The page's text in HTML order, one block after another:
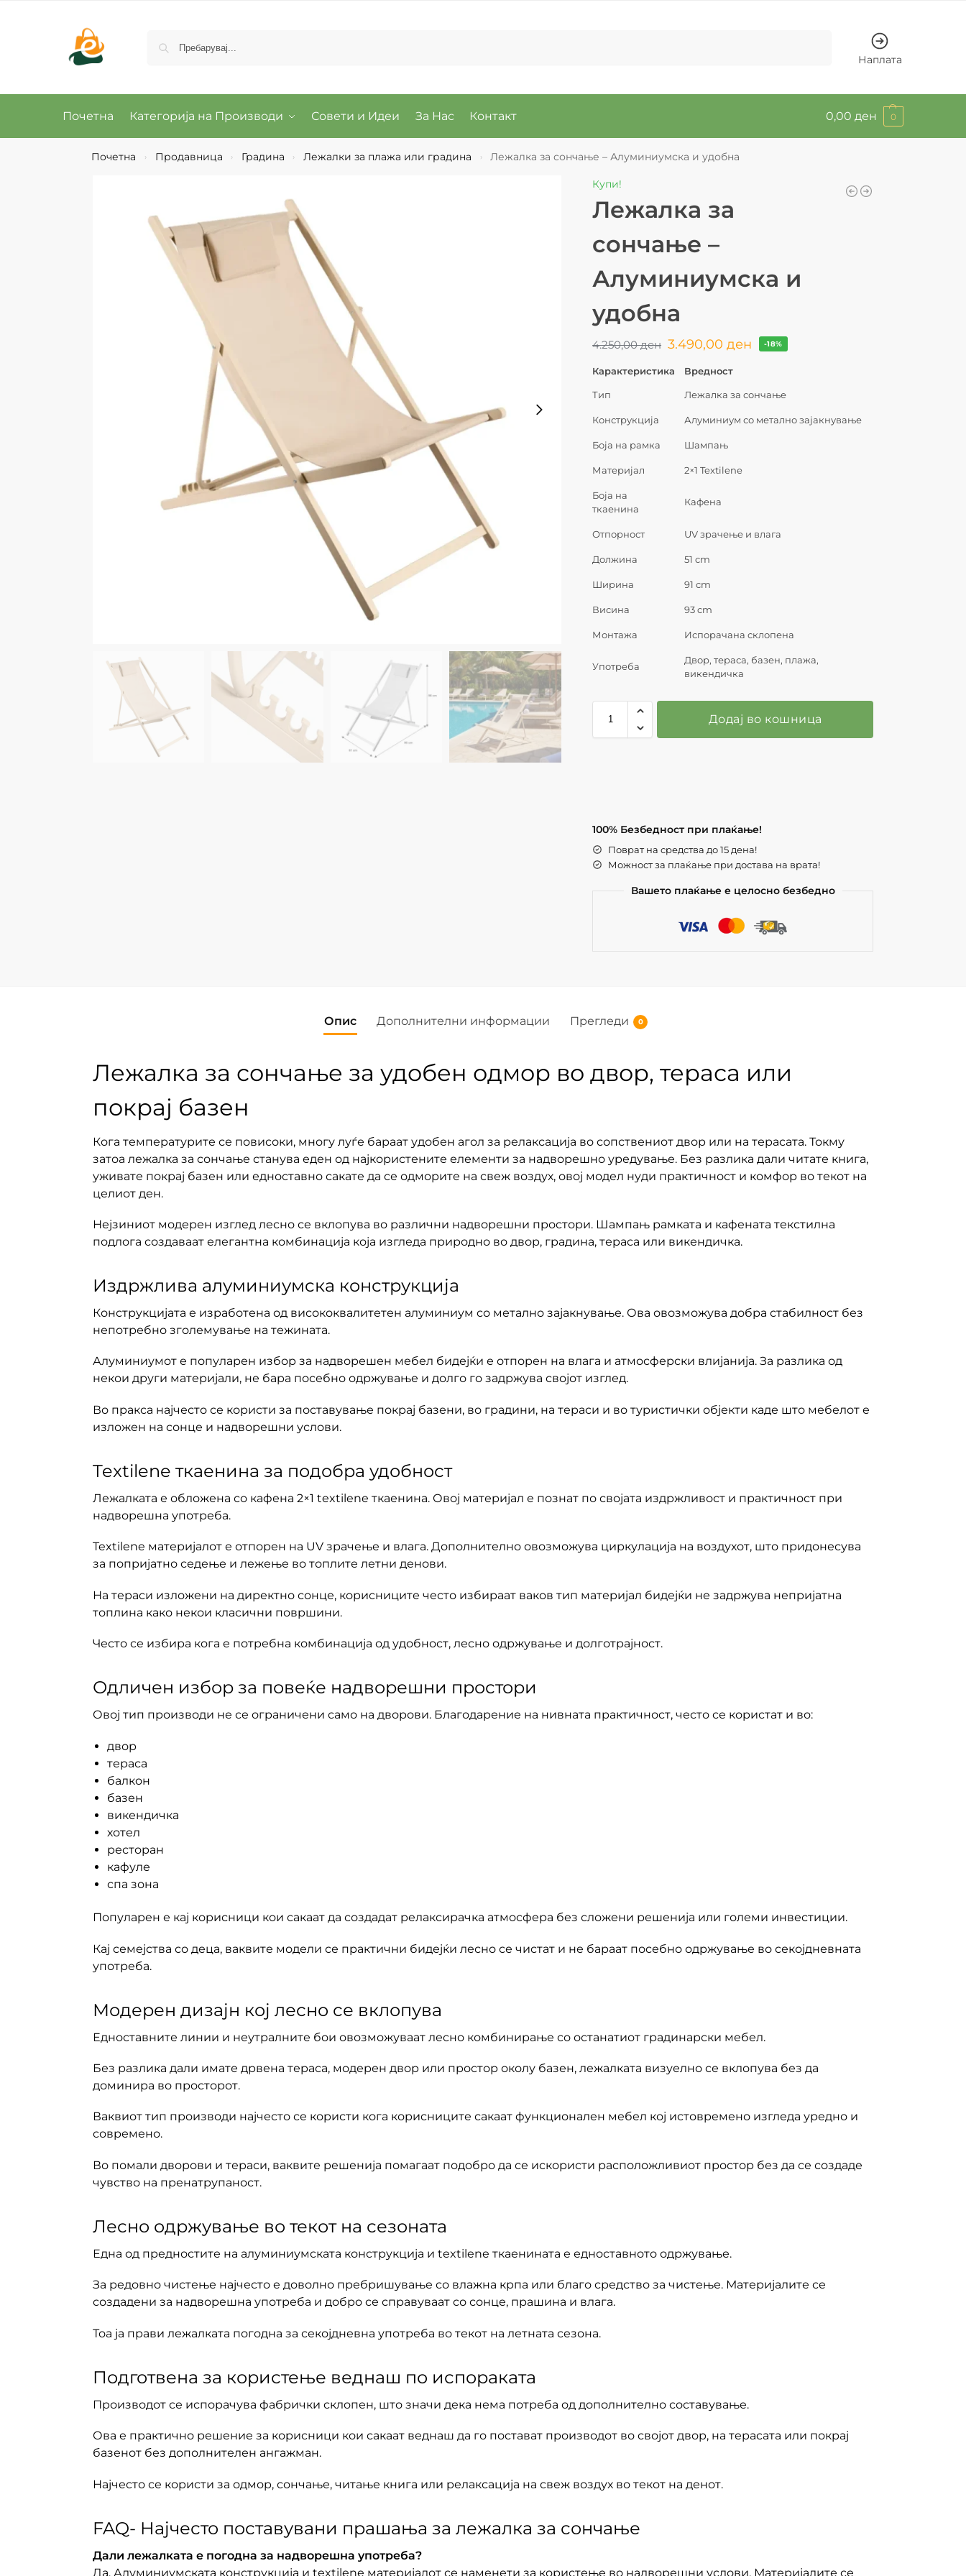
Наплата
Почетна Категорија на Производи Совети и Идеи За Нас Контакт 0,00 ден 0
Почетна › Продавница › Градина › Лежалки за плажа или градина › Лежалка за сончање – Алуминиумска и удобна
Купи!
Лежалка за
сончање –
Алуминиумска и
удобна
4.250,00ден 3.490,00ден -18%
Карактеристика Вредност
Тип Лежалка за сончање
Конструкција Алуминиум со метално зајакнување
Боја на рамка Шампањ
Материјал 2×1 Textilene
Боја на
ткаенина
Кафена
Отпорност UV зрачење и влага
Должина 51 cm
Ширина 91 cm
Висина 93 cm
Монтажа Испорачана склопена
Употреба
Двор, тераса, базен, плажа,
викендичка
Додај во кошница
100% Безбедност при плаќање!
Поврат на средства до 15 дена!
Можност за плаќање при достава на врата!
Вашето плаќање е целосно безбедно
Опис Дополнителни информации Прегледи 0
Лежалка за сончање за удобен одмор во двор, тераса или
покрај базен
Кога температурите се повисоки, многу луѓе бараат удобен агол за релаксација во сопствениот двор или на терасата. Токму
затоа лежалка за сончање станува еден од најкористените елементи за надворешно уредување. Без разлика дали читате книга,
уживате покрај базен или едноставно сакате да се одморите на свеж воздух, овој модел нуди практичност и комфор во текот на
целиот ден.
Нејзиниот модерен изглед лесно се вклопува во различни надворешни простори. Шампањ рамката и кафената текстилна
подлога создаваат елегантна комбинација која изгледа природно во двор, градина, тераса или викендичка.
Издржлива алуминиумска конструкција
Конструкцијата е изработена од висококвалитетен алуминиум со метално зајакнување. Ова овозможува добра стабилност без
непотребно зголемување на тежината.
Алуминиумот е популарен избор за надворешен мебел бидејќи е отпорен на влага и атмосферски влијанија. За разлика од
некои други материјали, не бара посебно одржување и долго го задржува својот изглед.
Во пракса најчесто се користи за поставување покрај базени, во градини, на тераси и во туристички објекти каде што мебелот е
изложен на сонце и надворешни услови.
Textilene ткаенина за подобра удобност
Лежалката е обложена со кафена 2×1 textilene ткаенина. Овој материјал е познат по својата издржливост и практичност при
надворешна употреба.
Textilene материјалот е отпорен на UV зрачење и влага. Дополнително овозможува циркулација на воздухот, што придонесува
за попријатно седење и лежење во топлите летни денови.
На тераси изложени на директно сонце, корисниците често избираат ваков тип материјал бидејќи не задржува непријатна
топлина како некои класични површини.
Често се избира кога е потребна комбинација од удобност, лесно одржување и долготрајност.
Одличен избор за повеќе надворешни простори
Овој тип производи не се ограничени само на дворови. Благодарение на нивната практичност, често се користат и во:
двор
тераса
балкон
базен
викендичка
хотел
ресторан
кафуле
спа зона
Популарен е кај корисници кои сакаат да создадат релаксирачка атмосфера без сложени решенија или големи инвестиции.
Кај семејства со деца, ваквите модели се практични бидејќи лесно се чистат и не бараат посебно одржување во секојдневната
употреба.
Модерен дизајн кој лесно се вклопува
Едноставните линии и неутралните бои овозможуваат лесно комбинирање со останатиот градинарски мебел.
Без разлика дали имате дрвена тераса, модерен двор или простор околу базен, лежалката визуелно се вклопува без да
доминира во просторот.
Ваквиот тип производи најчесто се користи кога корисниците сакаат функционален мебел кој истовремено изгледа уредно и
современо.
Во помали дворови и тераси, ваквите решенија помагаат подобро да се искористи расположливиот простор без да се создаде
чувство на пренатрупаност.
Лесно одржување во текот на сезоната
Една од предностите на алуминиумската конструкција и textilene ткаенината е едноставното одржување.
За редовно чистење најчесто е доволно пребришување со влажна крпа или благо средство за чистење. Материјалите се
создадени за надворешна употреба и добро се справуваат со сонце, прашина и влага.
Тоа ја прави лежалката погодна за секојдневна употреба во текот на летната сезона.
Подготвена за користење веднаш по испораката
Производот се испорачува фабрички склопен, што значи дека нема потреба од дополнително составување.
Ова е практично решение за корисници кои сакаат веднаш да го постават производот во својот двор, на терасата или покрај
базенот без дополнителен ангажман.
Најчесто се користи за одмор, сончање, читање книга или релаксација на свеж воздух во текот на денот.
FAQ- Најчесто поставувани прашања за лежалка за сончање
Дали лежалката е погодна за надворешна употреба?
Да. Алуминиумската конструкција и textilene материјалот се наменети за користење во надворешни услови. Материјалите се